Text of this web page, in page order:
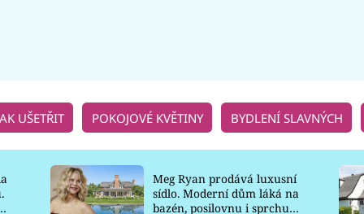
UŠETŘIT POKOJOVÉ KVĚTINY BYDLENÍ SLAVNÝCH
Meg Ryan prodává luxusní
sídlo. Moderní dům láká na
bazén, posilovnu i sprchu